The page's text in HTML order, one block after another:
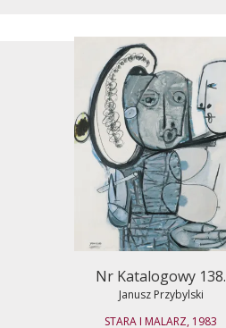
Nr Katalogowy 138.
Janusz Przybylski
STARA I MALARZ, 1983